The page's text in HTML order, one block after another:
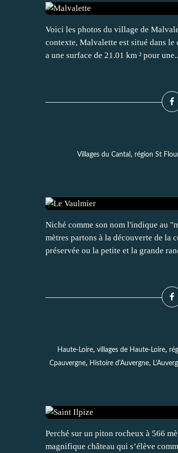
Voici les photos du village de
contexte, Malvalette est situé dans
a une surface de 21.01 km ² pour
Villages du Cantal , région St
Niché comme son nom l'indique au
mètres partons à la découverte de la
préservée ou la petite et la grande
Haute-Loire, villages de Haute-Loire,
Cpauvergne, Histoire d'Auvergne,
Perché sur un piton rocheux à 566
magnifique château qui s’élève